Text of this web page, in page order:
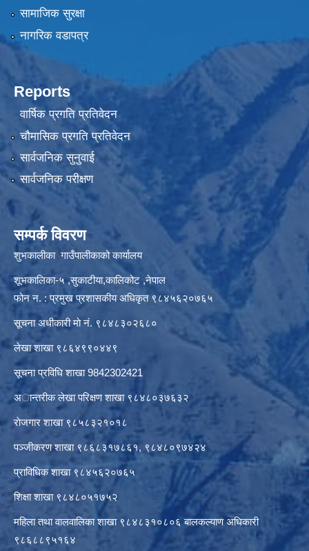
सामाजिक सुरक्षा
नागरिक वडापत्र
Reports
वार्षिक प्रगति प्रतिवेदन
चौमासिक प्रगति प्रतिवेदन
सार्वजनिक सुनुवाई
सार्वजनिक परीक्षण
सम्पर्क विवरण
शुभकालीका गाउँपालीकाको कार्यालय
शूभकालिका-५ ,सुकाटीया,कालिकोट ,नेपाल
फोन न. : प्रमुख प्रशासकीय अधिकृत ९८४५६२०७६५
सूचना अधीकारी माे नं. ९८४८३०२६८०
लेखा शाखा ९८६४९९०४४९
सूचना प्रविधि शाखा 9842302421
अान्तरीक लेखा परिक्षण शाखा ९८४८०३७६३२
राेजगार शाखा ९८५८३२१०१८
पञ्जीकरण शाखा ९८६८३१७८६१, ९८४८०९७४२४
प्राविधिक शाखा ९८४५६२०७६५
शिक्षा शाखा ९८४८०५१७५२
महिला तथा वालवालिका शाखा ९८४८३१०८०६ बालकल्याण अधिकारी
९८६८८९५१६४